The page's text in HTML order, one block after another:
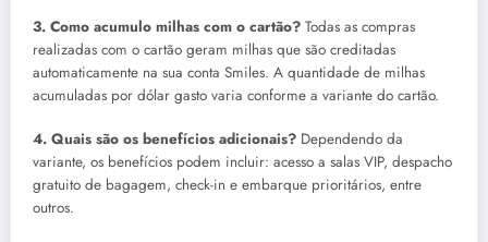
3. Como acumulo milhas com o cartão? Todas as compras
realizadas com o cartão geram milhas que são creditadas
automaticamente na sua conta Smiles. A quantidade de milhas
acumuladas por dólar gasto varia conforme a variante do cartão.
4. Quais são os benefícios adicionais? Dependendo da
variante, os benefícios podem incluir: acesso a salas VIP, despacho
gratuito de bagagem, check-in e embarque prioritários, entre
outros.